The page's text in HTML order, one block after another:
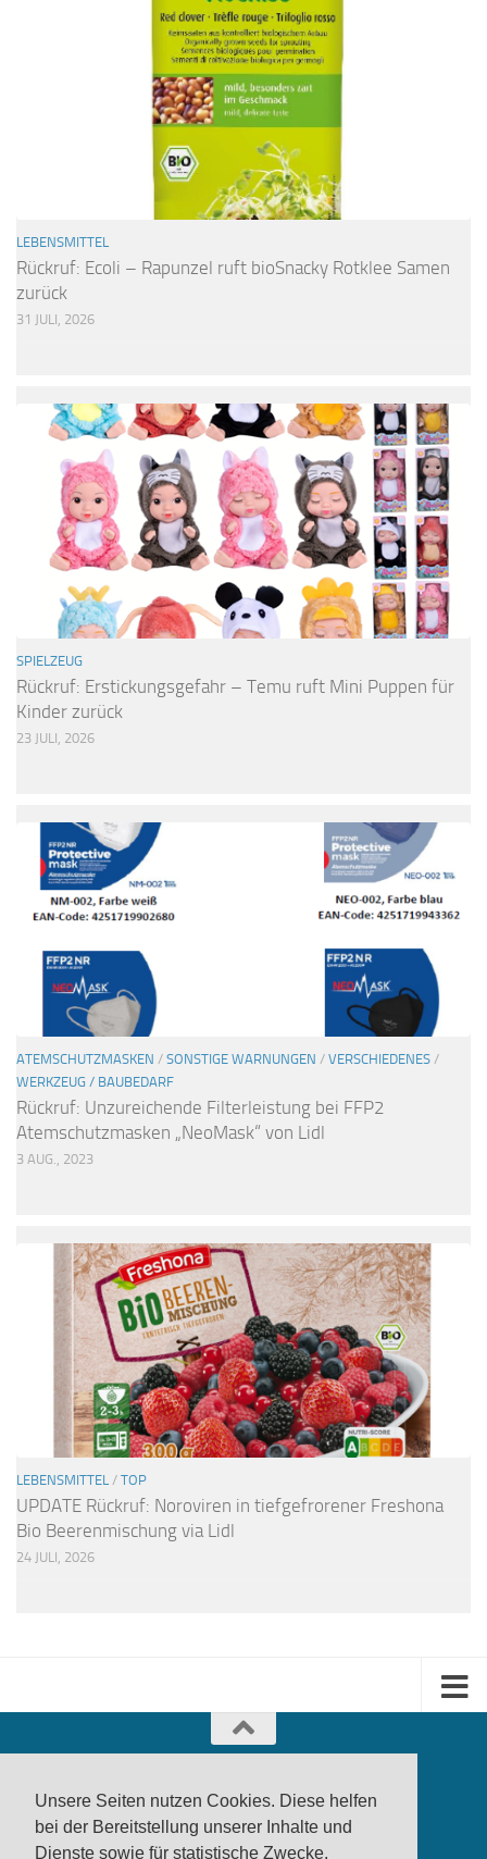
Unsere Seiten nutzen Cookies. Diese helfen
bei der Bereitstellung unserer Inhalte und
Dienste sowie für statistische Zwecke.
LEBENSMITTEL
Rückruf: Ecoli – Rapunzel ruft bioSnacky Rotklee Samen
zurück
31 JULI, 2026
SPIELZEUG
Rückruf: Erstickungsgefahr – Temu ruft Mini Puppen für
Kinder zurück
23 JULI, 2026
ATEMSCHUTZMASKEN / SONSTIGE WARNUNGEN / VERSCHIEDENES /
WERKZEUG / BAUBEDARF
Rückruf: Unzureichende Filterleistung bei FFP2
Atemschutzmasken „NeoMask“ von Lidl
3 AUG., 2023
LEBENSMITTEL / TOP
UPDATE Rückruf: Noroviren in tiefgefrorener Freshona
Bio Beerenmischung via Lidl
24 JULI, 2026
produktwarnung.eu - 2007-2026